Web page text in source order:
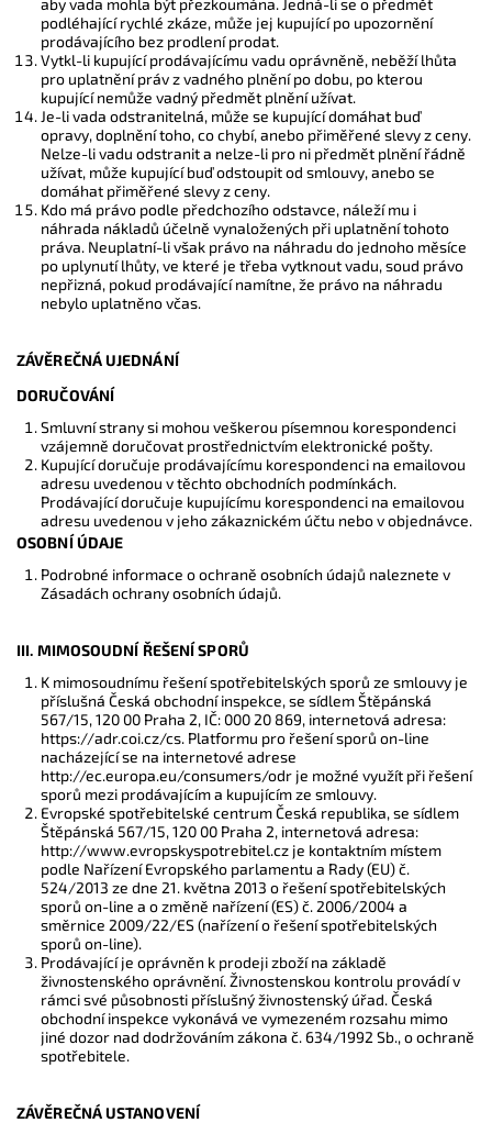
aby vada mohla být přezkoumána. Jedná-li se o předmět
podléhající rychlé zkáze, může jej kupující po upozornění
prodávajícího bez prodlení prodat.
Vytkl-li kupující prodávajícímu vadu oprávněně, neběží lhůta
pro uplatnění práv z vadného plnění po dobu, po kterou
kupující nemůže vadný předmět plnění užívat.
Je-li vada odstranitelná, může se kupující domáhat buď
opravy, doplnění toho, co chybí, anebo přiměřené slevy z ceny.
Nelze-li vadu odstranit a nelze-li pro ni předmět plnění řádně
užívat, může kupující buď odstoupit od smlouvy, anebo se
domáhat přiměřené slevy z ceny.
Kdo má právo podle předchozího odstavce, náleží mu i
náhrada nákladů účelně vynaložených při uplatnění tohoto
práva. Neuplatní-li však právo na náhradu do jednoho měsíce
po uplynutí lhůty, ve které je třeba vytknout vadu, soud právo
nepřizná, pokud prodávající namítne, že právo na náhradu
nebylo uplatněno včas.
ZÁVĚREČNÁ UJEDNÁNÍ
DORUČOVÁNÍ
Smluvní strany si mohou veškerou písemnou korespondenci
vzájemně doručovat prostřednictvím elektronické pošty.
Kupující doručuje prodávajícímu korespondenci na emailovou
adresu uvedenou v těchto obchodních podmínkách.
Prodávající doručuje kupujícímu korespondenci na emailovou
adresu uvedenou v jeho zákaznickém účtu nebo v objednávce.
OSOBNÍ ÚDAJE
Podrobné informace o ochraně osobních údajů naleznete v
Zásadách ochrany osobních údajů.
III. MIMOSOUDNÍ ŘEŠENÍ SPORŮ
K mimosoudnímu řešení spotřebitelských sporů ze smlouvy je
příslušná Česká obchodní inspekce, se sídlem Štěpánská
567/15, 120 00 Praha 2, IČ: 000 20 869, internetová adresa:
https://adr.coi.cz/cs. Platformu pro řešení sporů on-line
nacházející se na internetové adrese
http://ec.europa.eu/consumers/odr je možné využít při řešení
sporů mezi prodávajícím a kupujícím ze smlouvy.
Evropské spotřebitelské centrum Česká republika, se sídlem
Štěpánská 567/15, 120 00 Praha 2, internetová adresa:
http://www.evropskyspotrebitel.cz je kontaktním místem
podle Nařízení Evropského parlamentu a Rady (EU) č.
524/2013 ze dne 21. května 2013 o řešení spotřebitelských
sporů on-line a o změně nařízení (ES) č. 2006/2004 a
směrnice 2009/22/ES (nařízení o řešení spotřebitelských
sporů on-line).
Prodávající je oprávněn k prodeji zboží na základě
živnostenského oprávnění. Živnostenskou kontrolu provádí v
rámci své působnosti příslušný živnostenský úřad. Česká
obchodní inspekce vykonává ve vymezeném rozsahu mimo
jiné dozor nad dodržováním zákona č. 634/1992 Sb., o ochraně
spotřebitele.
ZÁVĚREČNÁ USTANOVENÍ